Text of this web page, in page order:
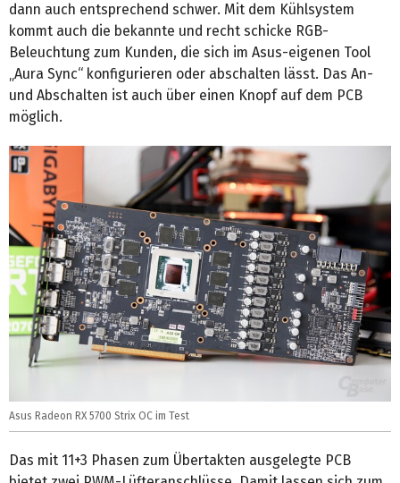
dann auch entsprechend schwer. Mit dem Kühlsystem
kommt auch die bekannte und recht schicke RGB-
Beleuchtung zum Kunden, die sich im Asus-eigenen Tool
„Aura Sync“ konfigurieren oder abschalten lässt. Das An-
und Abschalten ist auch über einen Knopf auf dem PCB
möglich.
Asus Radeon RX 5700 Strix OC im Test
Das mit 11+3 Phasen zum Übertakten ausgelegte PCB